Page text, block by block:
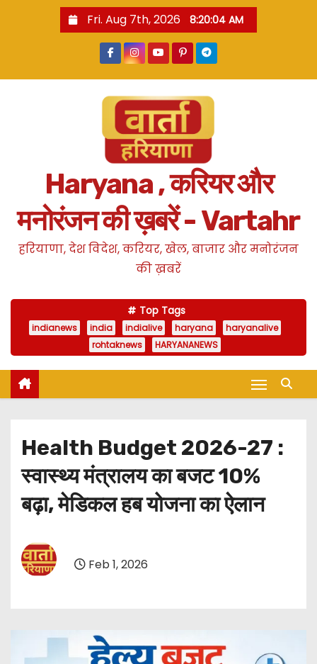
Fri. Aug 7th, 2026 8:20:06 AM
Haryana , करियर और
मनोरंजन की ख़बरें - Vartahr
हरियाणा, देश विदेश, करियर, खेल, बाजार और मनोरंजन
की ख़बरें
Top Tags
indianews india indialive haryana
haryanalive
rohtaknews
HARYANANEWS
Health Budget 2026-27 :
स्वास्थ्य मंत्रालय का बजट 10%
बढ़ा, मेडिकल हब योजना का ऐलान
Feb 1, 2026